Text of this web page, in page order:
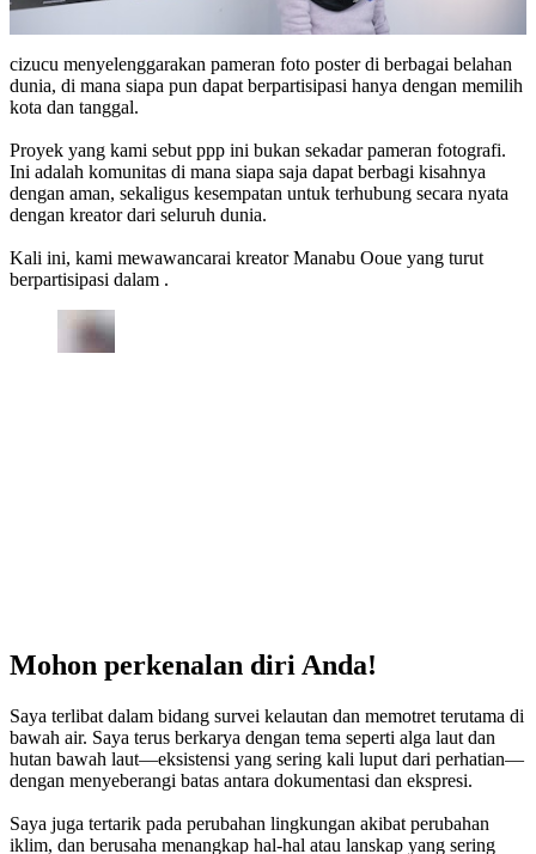
cizucu menyelenggarakan pameran foto poster di berbagai belahan
dunia, di mana siapa pun dapat berpartisipasi hanya dengan memilih
kota dan tanggal.
Proyek yang kami sebut ppp ini bukan sekadar pameran fotografi.
Ini adalah komunitas di mana siapa saja dapat berbagi kisahnya
dengan aman, sekaligus kesempatan untuk terhubung secara nyata
dengan kreator dari seluruh dunia.
Kali ini, kami mewawancarai kreator Manabu Ooue yang turut
berpartisipasi dalam .
Mohon perkenalan diri Anda!
Saya terlibat dalam bidang survei kelautan dan memotret terutama di
bawah air. Saya terus berkarya dengan tema seperti alga laut dan
hutan bawah laut—eksistensi yang sering kali luput dari perhatian—
dengan menyeberangi batas antara dokumentasi dan ekspresi.
Saya juga tertarik pada perubahan lingkungan akibat perubahan
iklim, dan berusaha menangkap hal-hal atau lanskap yang sering